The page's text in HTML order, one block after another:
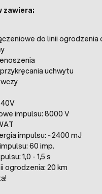
zawiera:
do linii ogrodzenia
uchwytu
impulsu: 8000 V
impulsu: ~2400 mJ
60 imp.
1,0 - 1,5 s
ogrodzenia: 20 km